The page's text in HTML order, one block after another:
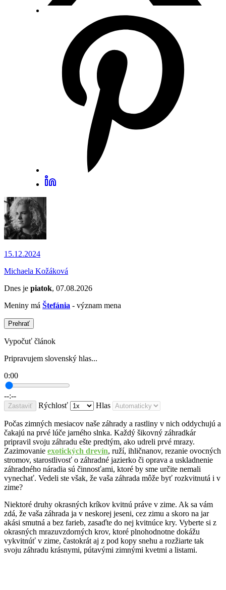
15.12.2024
Michaela Kožáková
Dnes je piatok, 07.08.2026
Meniny má Štefánia - význam mena
Prehrať
Vypočuť článok
Pripravujem slovenský hlas...
0:00
--:--
Zastaviť Rýchlosť Hlas
Počas zimných mesiacov naše záhrady a rastliny v nich oddychujú a
čakajú na prvé lúče jarného slnka. Každý šikovný záhradkár
pripravil svoju záhradu ešte predtým, ako udreli prvé mrazy.
Zazimovanie exotických drevín, ruží, ihličnanov, rezanie ovocných
stromov, starostlivosť o záhradné jazierko či oprava a uskladnenie
záhradného náradia sú činnosťami, ktoré by sme určite nemali
vynechať. Vedeli ste však, že vaša záhrada môže byť rozkvitnutá i v
zime?
Niektoré druhy okrasných kríkov kvitnú práve v zime. Ak sa vám
zdá, že vaša záhrada ja v neskorej jeseni, cez zimu a skoro na jar
akási smutná a bez farieb, zasaďte do nej kvitnúce kry. Vyberte si z
okrasných mrazuvzdorných krov, ktoré plnohodnotne dokážu
vykvitnúť v zime, častokrát aj z pod kopy snehu a rozžiarte tak
svoju záhradu krásnymi, pútavými zimnými kvetmi a listami.